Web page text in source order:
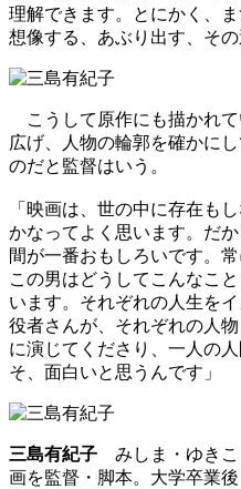
理解できます。とにかく、
想像する、あぶり出す、そ
こうして原作にも描かれ
広げ、人物の輪郭を確かに
のだと監督はいう。
「映画は、世の中に存在も
かなってよく思います。だ
間が一番おもしろいです。
この男はどうしてこんなこ
います。それぞれの人生を
役者さんが、それぞれの人
に演じてくださり、一人の
そ、面白いと思うんです」
三島有紀子 みしま・ゆき
画を監督・脚本。大学卒業